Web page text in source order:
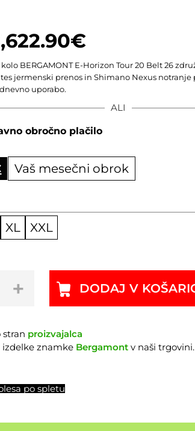
€
BERGAMONT E-Horizon Tour 20 Belt 26
jermenski prenos in Shimano Nexus
uporabo.
ALI
obročno plačilo
Vaš mesečni obrok
XL XXL
+ DODAJ V
stran proizvajalca
znamke Bergamont v naši trgovini.
po spletu